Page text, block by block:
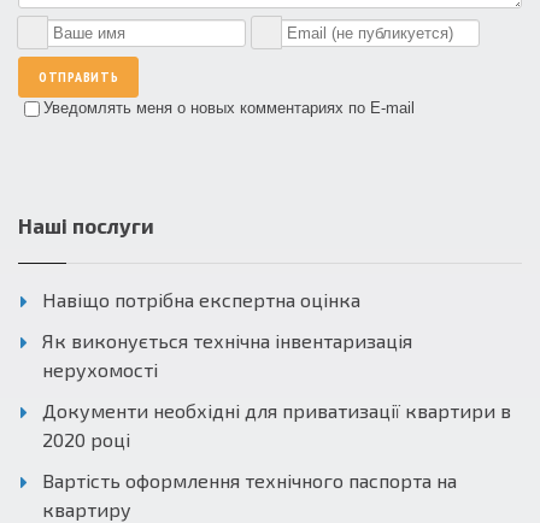
ОТПРАВИТЬ
Уведомлять меня о новых комментариях по E-mail
Наші послуги
Навіщо потрібна експертна оцінка
Як виконується технічна інвентаризація
нерухомості
Документи необхідні для приватизації квартири в
2020 році
Вартість оформлення технічного паспорта на
квартиру